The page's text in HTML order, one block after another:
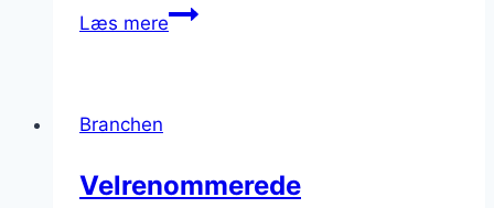
Læs mereBygningskonstruktioner
Branchen
Velrenommerede